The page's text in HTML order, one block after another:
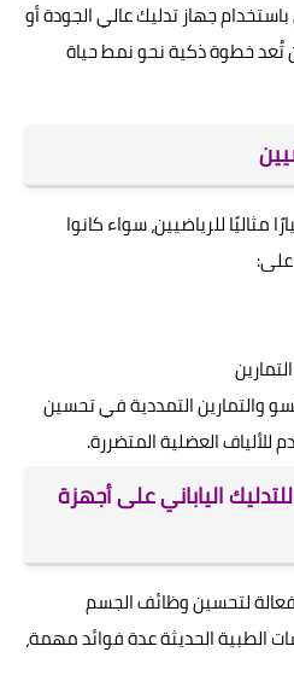
جهاز تدليك عالي الجودة أو
تُعد خطوة ذكية نحو نمط حياة
مثاليًا للرياضيين، سواء كانوا
والتمارين التمددية في تحسين
للألياف العضلية المتضررة.
الياباني على أجهزة
فعالة لتحسين وظائف الجسم
الطبية الحديثة عدة فوائد مهمة،